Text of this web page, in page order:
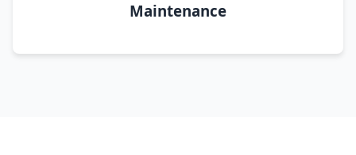
Maintenance